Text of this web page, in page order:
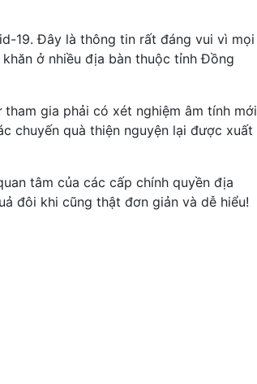
19. Đây là thông tin rất đáng vui vì mọi
ở nhiều địa bàn thuộc tỉnh Đồng
gia phải có xét nghiệm âm tính mới
chuyến quà thiện nguyện lại được xuất
tâm của các cấp chính quyền địa
đôi khi cũng thật đơn giản và dễ hiểu!